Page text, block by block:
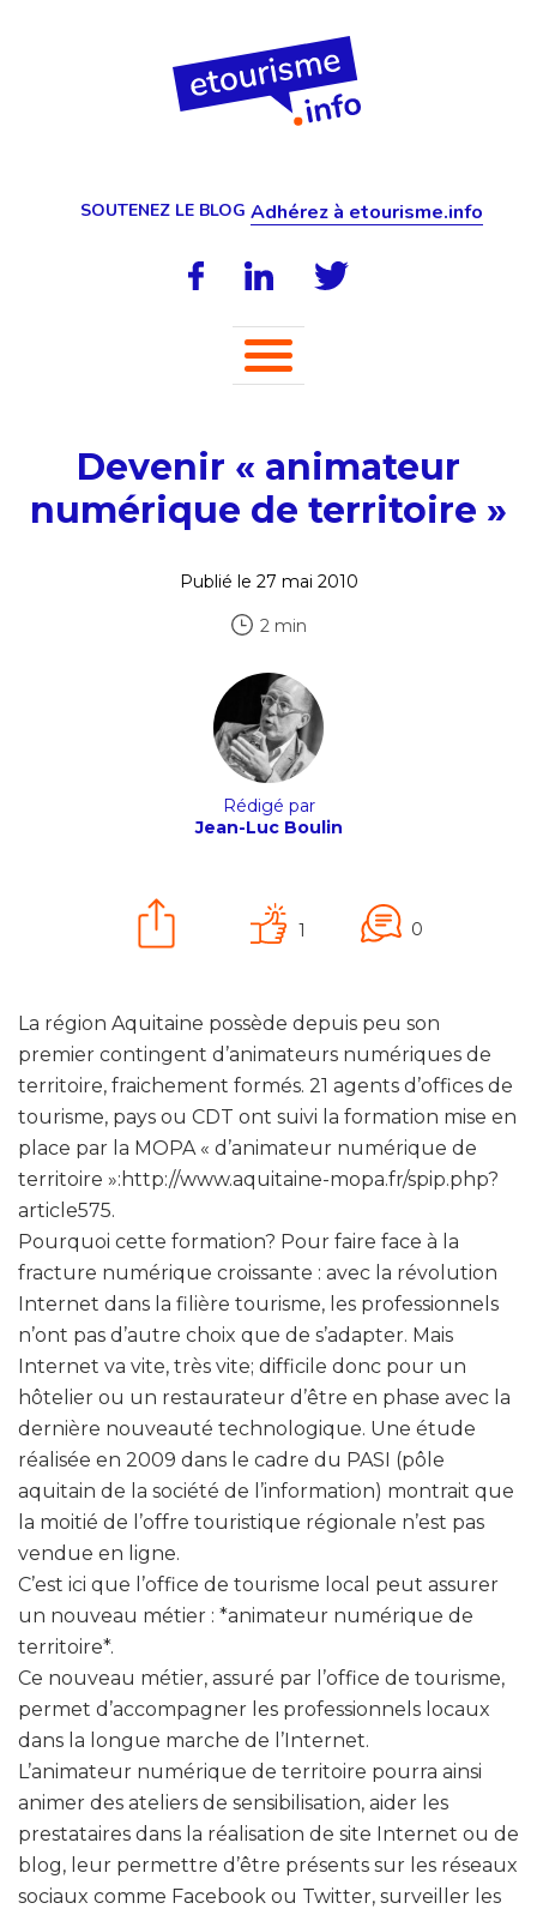
SOUTENEZ LE BLOG Adhérez à etourisme.info
Devenir « animateur
numérique de territoire »
Publié le 27 mai 2010
2 min
Rédigé par
Jean-Luc Boulin
1 0
La région Aquitaine possède depuis peu son
premier contingent d’animateurs numériques de
territoire, fraichement formés. 21 agents d’offices de
tourisme, pays ou CDT ont suivi la formation mise en
place par la MOPA « d’animateur numérique de
territoire »:http://www.aquitaine-mopa.fr/spip.php?
article575.
Pourquoi cette formation? Pour faire face à la
fracture numérique croissante : avec la révolution
Internet dans la filière tourisme, les professionnels
n’ont pas d’autre choix que de s’adapter. Mais
Internet va vite, très vite; difficile donc pour un
hôtelier ou un restaurateur d’être en phase avec la
dernière nouveauté technologique. Une étude
réalisée en 2009 dans le cadre du PASI (pôle
aquitain de la société de l’information) montrait que
la moitié de l’offre touristique régionale n’est pas
vendue en ligne.
C’est ici que l’office de tourisme local peut assurer
un nouveau métier : *animateur numérique de
territoire*.
Ce nouveau métier, assuré par l’office de tourisme,
permet d’accompagner les professionnels locaux
dans la longue marche de l’Internet.
L’animateur numérique de territoire pourra ainsi
animer des ateliers de sensibilisation, aider les
prestataires dans la réalisation de site Internet ou de
blog, leur permettre d’être présents sur les réseaux
sociaux comme Facebook ou Twitter, surveiller les